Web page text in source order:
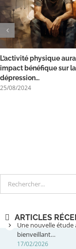
L’activité physique
impact bénéfique sur la
dépression…
25/08/2024
Rechercher
ARTICLES
Une nouvelle étude
bienveillant…
17/02/2026